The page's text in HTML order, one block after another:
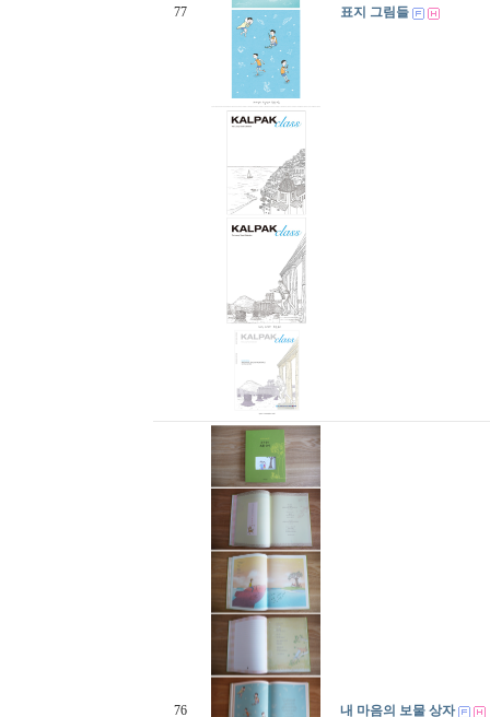
77 표지 그림들
76 내 마음의 보물 상자